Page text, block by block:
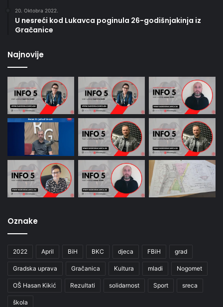
20. Oktobra 2022.
U nesreći kod Lukavca poginula 26-godišnjakinja iz
Gračanice
Najnovije
Oznake
2022 April BiH BKC djeca FBiH grad
Gradska uprava Gračanica Kultura mladi Nogomet
OŠ Hasan Kikić Rezultati solidarnost Sport sreca
škola